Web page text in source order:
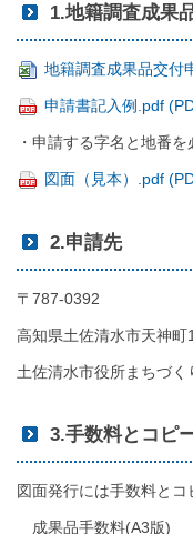
1.地籍調査成果
地籍調査成果品交付
申請書記入例.pdf
・申請する字名と地番を
図面（見本）.pdf
2.申請先
〒787-0392
高知県土佐清水市天神町
土佐清水市役所まちづ
3.手数料とコピ
図面発行には手数料とコ
成果品手数料(A3